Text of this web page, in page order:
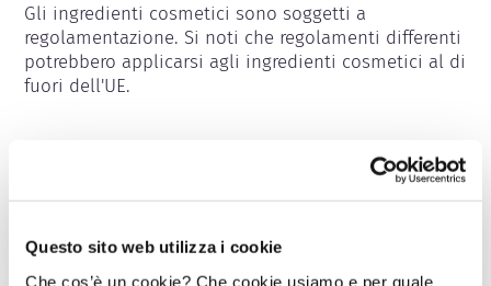
Questo sito web utilizza i cookie
Che cos’è un cookie? Che cookie usiamo e per quale
Gli ingredienti cosmetici sono soggetti a
regolamentazione. Si noti che regolamenti differenti
potrebbero applicarsi agli ingredienti cosmetici al di
fuori dell'UE.
Capire i cosmetici
Come viene garantita la sicurezza dei